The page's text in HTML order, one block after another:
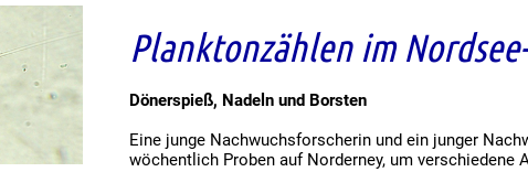
Planktonzählen im
Dönerspieß, Nadeln und Borsten
Eine junge Nachwuchsforscherin und ein junger
wöchentlich Proben auf Norderney, um verschiedene